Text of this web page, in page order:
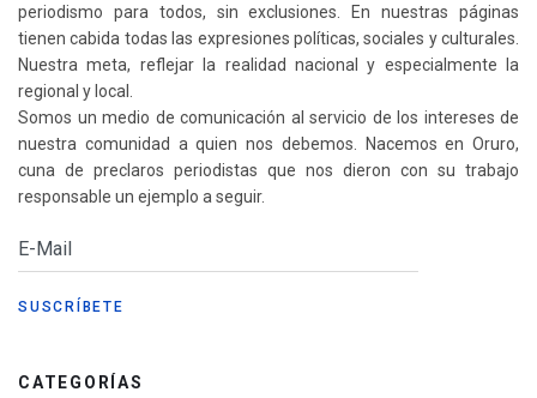
periodismo para todos, sin exclusiones. En nuestras páginas
tienen cabida todas las expresiones políticas, sociales y culturales.
Nuestra meta, reflejar la realidad nacional y especialmente la
regional y local.
Somos un medio de comunicación al servicio de los intereses de
nuestra comunidad a quien nos debemos. Nacemos en Oruro,
cuna de preclaros periodistas que nos dieron con su trabajo
responsable un ejemplo a seguir.
CATEGORÍAS